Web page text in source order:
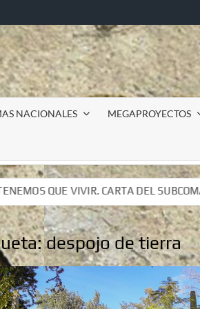
NACIONALES MEGAPROYECTOS
DEL SUBCOMANDANTE INSURGENTE
SUBCOMANDANTE INSURGENTE
despojo de tierra